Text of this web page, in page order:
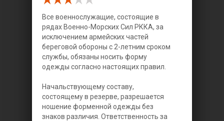
Все военнослужащие, состоящие в
рядах Военно-Морских Сил РККА, за
исключением армейских частей
береговой обороны с 2-летним сроком
службы, обязаны носить форму
одежды согласно настоящих правил.
Начальствующему составу,
состоящему в резерве, разрешается
ношение форменной одежды без
знаков различия. Ответственность за